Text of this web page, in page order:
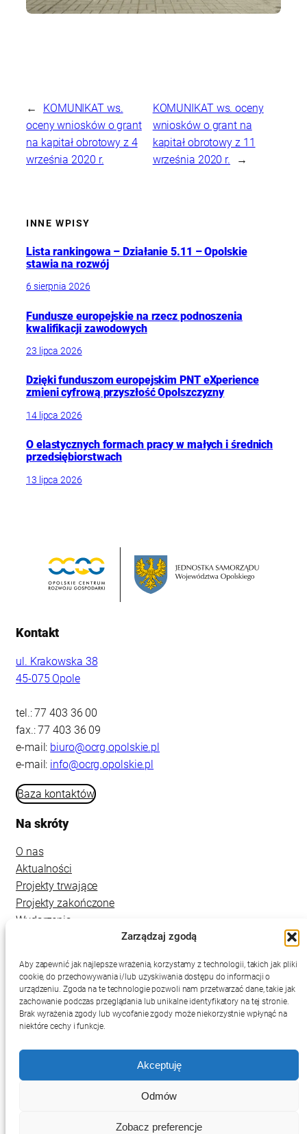
Zarządzaj zgodą
Aby zapewnić jak najlepsze wrażenia, korzystamy z technologii, takich jak pliki
cookie, do przechowywania i/lub uzyskiwania dostępu do informacji o
urządzeniu. Zgoda na te technologie pozwoli nam przetwarzać dane, takie jak
zachowanie podczas przeglądania lub unikalne identyfikatory na tej stronie.
Brak wyrażenia zgody lub wycofanie zgody może niekorzystnie wpłynąć na
niektóre cechy i funkcje.
Akceptuję
Odmów
Zobacz preferencje
←
KOMUNIKAT ws.
oceny wniosków o grant
na kapitał obrotowy z 4
września 2020 r.
KOMUNIKAT ws. oceny
wniosków o grant na
kapitał obrotowy z 11
września 2020 r.
→
INNE WPISY
Lista rankingowa – Działanie 5.11 – Opolskie
stawia na rozwój
6 sierpnia 2026
Fundusze europejskie na rzecz podnoszenia
kwalifikacji zawodowych
23 lipca 2026
Dzięki funduszom europejskim PNT eXperience
zmieni cyfrową przyszłość Opolszczyzny
14 lipca 2026
O elastycznych formach pracy w małych i średnich
przedsiębiorstwach
13 lipca 2026
Kontakt
ul. Krakowska 38
45-075 Opole
tel.: 77 403 36 00
fax.: 77 403 36 09
e-mail: biuro@ocrg.opolskie.pl
e-mail: info@ocrg.opolskie.pl
Baza kontaktów
Na skróty
O nas
Aktualności
Projekty trwające
Projekty zakończone
Wydarzenia
Mapa strony